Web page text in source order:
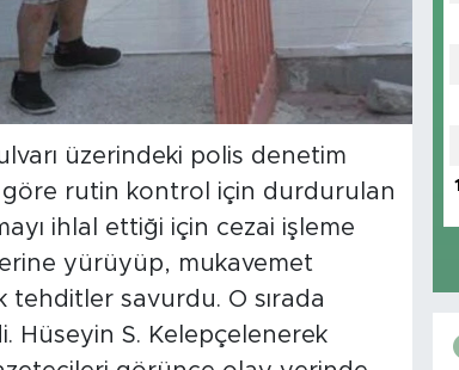
üzerindeki polis denetim
göre rutin kontrol için durdurulan
ihlal ettiği için cezai işleme
yürüyüp, mukavemet
tehditler savurdu. O sırada
Hüseyin S. Kelepçelenerek